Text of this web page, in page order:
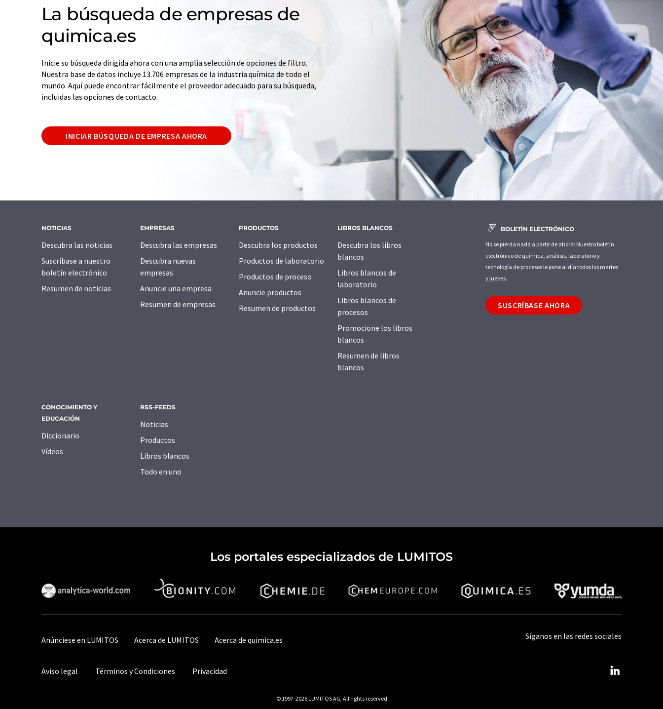
La búsqueda de empresas de
quimica.es
Inicie su búsqueda dirigida ahora con una amplia selección de opciones de filtro.
Nuestra base de datos incluye 13.706 empresas de la industria química de todo el
mundo. Aquí puede encontrar fácilmente el proveedor adecuado para su búsqueda,
incluidas las opciones de contacto.
INICIAR BÚSQUEDA DE EMPRESA AHORA
NOTICIAS
Descubra las noticias
Suscríbase a nuestro
boletín electrónico
Resumen de noticias
EMPRESAS
Descubra las empresas
Descubra nuevas
empresas
Anuncie una empresa
Resumen de empresas
PRODUCTOS
Descubra los productos
Productos de laboratorio
Productos de proceso
Anuncie productos
Resumen de productos
LIBROS BLANCOS
Descubra los libros
blancos
Libros blancos de
laboratorio
Libros blancos de
procesos
Promocione los libros
blancos
Resumen de libros
blancos
CONOCIMIENTO Y
EDUCACIÓN
Diccionario
Vídeos
RSS-FEEDS
Noticias
Productos
Libros blancos
Todo en uno
BOLETÍN ELECTRÓNICO
No se pierda nada a partir de ahora: Nuestro boletín
electrónico de química, análisis, laboratorio y
tecnología de procesos le pone al día todos los martes
y jueves.
SUSCRÍBASE AHORA
Los portales especializados de LUMITOS
Anúnciese en LUMITOS Acerca de LUMITOS Acerca de quimica.es
Aviso legal Términos y Condiciones Privacidad
Síganos en las redes sociales
© 1997-2026 LUMITOS AG, All rights reserved